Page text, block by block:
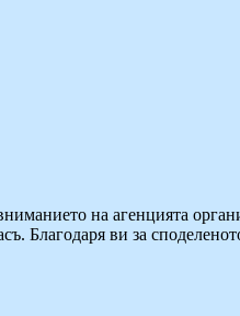
на агенцията
Благодаря ви за